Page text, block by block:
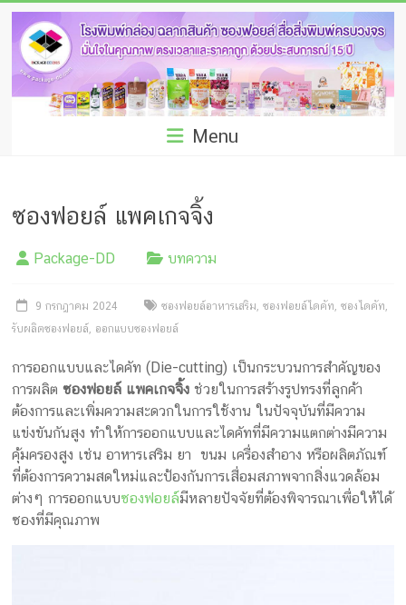
Skip
content
โรง
พิมพ์
กล่อง
ผลิต
ฟอยล์
รับ
กล่อง
ครีม
บรรจุ
ภัณฑ์
ฉลาก
Menu
ซองฟอยล์ แพคเกจจิ้ง
Package-DD บทความ
9 กรกฎาคม 2024 ซองฟอยล์อาหารเสริม,ซองฟอยล์ไดคัท,ซองไดคัท,
รับผลิตซองฟอยล์, ออกแบบซองฟอยล์
การออกแบบและไดคัท (Die-cutting) เป็นกระบวนการสำคัญของ
การผลิตซองฟอยล์ แพคเกจจิ้ง ช่วยในการสร้างรูปทรงที่ลูกค้า
ต้องการและเพิ่มความสะดวกในการใช้งาน ในปัจจุบันที่มีความ
แข่งขันกันสูง ทำให้การออกแบบและไดคัทที่มีความแตกต่างมีความ
คุ้มครองสูง เช่น อาหารเสริม ยา ขนม เครื่องสำอาง หรือผลิตภัณฑ์
ที่ต้องการความสดใหม่และป้องกันการเสื่อมสภาพจากสิ่งแวดล้อม
ต่างๆ การออกแบบซองฟอยล์มีหลายปัจจัยที่ต้องพิจารณาเพื่อให้ได้
ซองที่มีคุณภาพ